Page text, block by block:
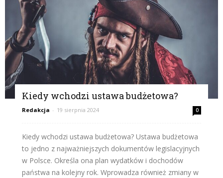
Kiedy wchodzi ustawa budżetowa?
Redakcja - 19 sierpnia 2024 0
Kiedy wchodzi ustawa budżetowa? Ustawa budżetowa
to jedno z najważniejszych dokumentów legislacyjnych
w Polsce. Określa ona plan wydatków i dochodów
państwa na kolejny rok. Wprowadza również zmiany w